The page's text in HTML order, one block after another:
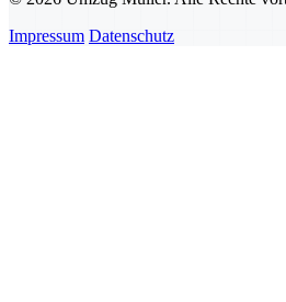
Impressum Datenschutz